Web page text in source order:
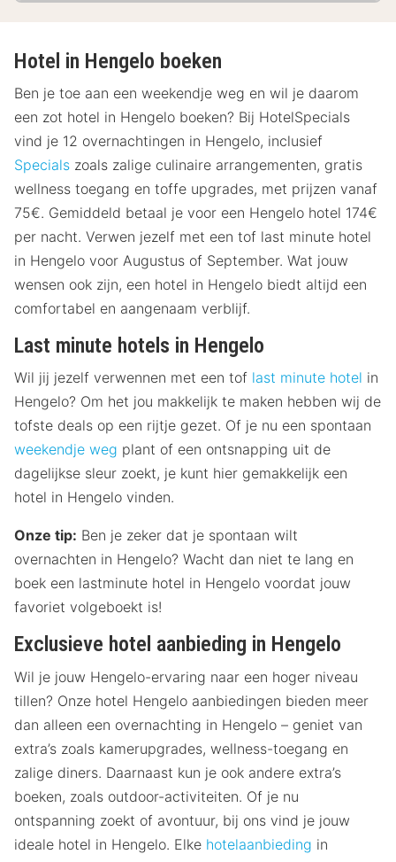
Hotel in Hengelo boeken
Ben je toe aan een weekendje weg en wil je daarom
een zot hotel in Hengelo boeken? Bij HotelSpecials
vind je 12 overnachtingen in Hengelo, inclusief
Specials zoals zalige culinaire arrangementen, gratis
wellness toegang en toffe upgrades, met prijzen vanaf
75€. Gemiddeld betaal je voor een Hengelo hotel 174€
per nacht. Verwen jezelf met een tof last minute hotel
in Hengelo voor Augustus of September. Wat jouw
wensen ook zijn, een hotel in Hengelo biedt altijd een
comfortabel en aangenaam verblijf.
Last minute hotels in Hengelo
Wil jij jezelf verwennen met een tof last minute hotel in
Hengelo? Om het jou makkelijk te maken hebben wij de
tofste deals op een rijtje gezet. Of je nu een spontaan
weekendje weg plant of een ontsnapping uit de
dagelijkse sleur zoekt, je kunt hier gemakkelijk een
hotel in Hengelo vinden.
Onze tip: Ben je zeker dat je spontaan wilt
overnachten in Hengelo? Wacht dan niet te lang en
boek een lastminute hotel in Hengelo voordat jouw
favoriet volgeboekt is!
Exclusieve hotel aanbieding in Hengelo
Wil je jouw Hengelo-ervaring naar een hoger niveau
tillen? Onze hotel Hengelo aanbiedingen bieden meer
dan alleen een overnachting in Hengelo – geniet van
extra’s zoals kamerupgrades, wellness-toegang en
zalige diners. Daarnaast kun je ook andere extra’s
boeken, zoals outdoor-activiteiten. Of je nu
ontspanning zoekt of avontuur, bij ons vind je jouw
ideale hotel in Hengelo. Elke hotelaanbieding in